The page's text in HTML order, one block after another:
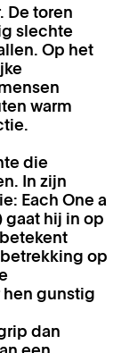
De toren
slechte
Op het
warm
die
In zijn
Each One a
gaat hij in op
op
gunstig
dan